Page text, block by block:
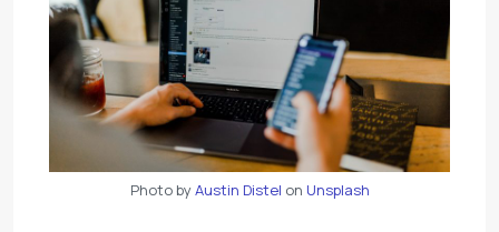
Photo byAustin Distel on Unsplash